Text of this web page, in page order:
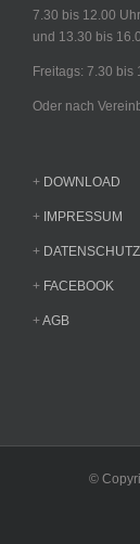
7.30 bis 12.00 Uhr
und 13.30 bis
Freitags: 7.30 bis
Oder nach
+ DOWNLOAD
+ IMPRESSUM
+ DATENSCHUTZ
+ FACEBOOK
+AGB
©